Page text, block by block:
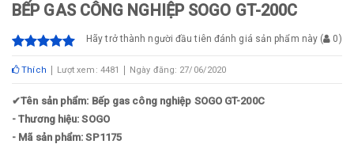
BẾP GAS CÔNG NGHIỆP SOGO GT-200C
Hãy trở thành người đầu tiên đánh giá sản phẩm này ( 0)
Thích Lượt xem: 4481 Ngày đăng: 27/06/2020
✔Tên sản phẩm: Bếp gas công nghiệp SOGO GT-200C
- Thương hiệu: SOGO
- Mã sản phẩm: SP1175